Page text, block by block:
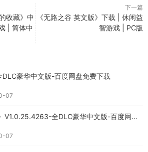
收藏》中
| 简体中
下一篇
《无路之谷 英文版》下载 | 休闲益
智游戏 | PC版
DLC豪华中文版-百度网盘免费下载
07
V1.0.25.4263-全DLC豪华中文版-百度网盘
07